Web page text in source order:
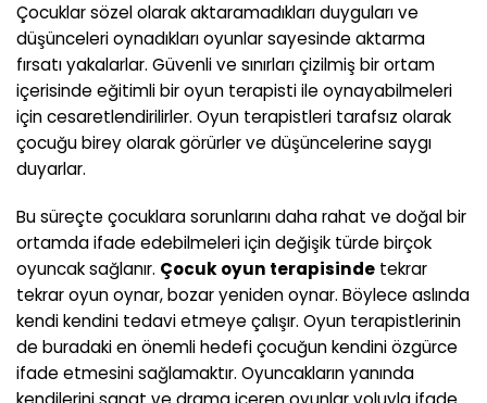
Çocuklar sözel olarak aktaramadıkları duyguları ve
düşünceleri oynadıkları oyunlar sayesinde aktarma
fırsatı yakalarlar. Güvenli ve sınırları çizilmiş bir ortam
içerisinde eğitimli bir oyun terapisti ile oynayabilmeleri
için cesaretlendirilirler. Oyun terapistleri tarafsız olarak
çocuğu birey olarak görürler ve düşüncelerine saygı
duyarlar.
Bu süreçte çocuklara sorunlarını daha rahat ve doğal bir
ortamda ifade edebilmeleri için değişik türde birçok
oyuncak sağlanır. Çocuk oyun terapisinde tekrar
tekrar oyun oynar, bozar yeniden oynar. Böylece aslında
kendi kendini tedavi etmeye çalışır. Oyun terapistlerinin
de buradaki en önemli hedefi çocuğun kendini özgürce
ifade etmesini sağlamaktır. Oyuncakların yanında